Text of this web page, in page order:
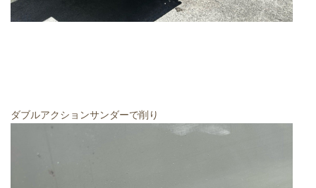
ダブルアクションサンダーで削り